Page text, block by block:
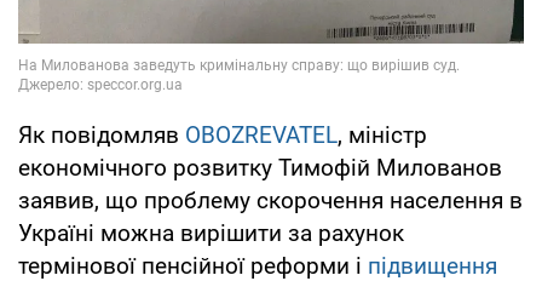
Як повідомляв OBOZREVATEL, міністр
економічного розвитку Тимофій Милованов
заявив, що проблему скорочення населення в
Україні можна вирішити за рахунок
термінової пенсійної реформи і підвищення